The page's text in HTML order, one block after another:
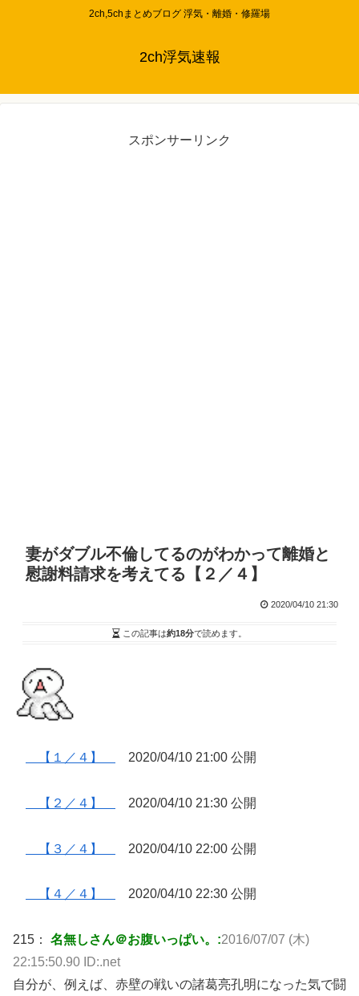
2ch,5chまとめブログ 浮気・離婚・修羅場
2ch浮気速報
スポンサーリンク
妻がダブル不倫してるのがわかって離婚と
慰謝料請求を考えてる【２／４】
2020/04/10 21:30
この記事は約18分で読めます。
【１／４】 2020/04/10 21:00 公開
【２／４】 2020/04/10 21:30 公開
【３／４】 2020/04/10 22:00 公開
【４／４】 2020/04/10 22:30 公開
215： 名無しさん＠お腹いっぱい。:2016/07/07 (木)
22:15:50.90 ID:.net
自分が、例えば、赤壁の戦いの諸葛亮孔明になった気で闘